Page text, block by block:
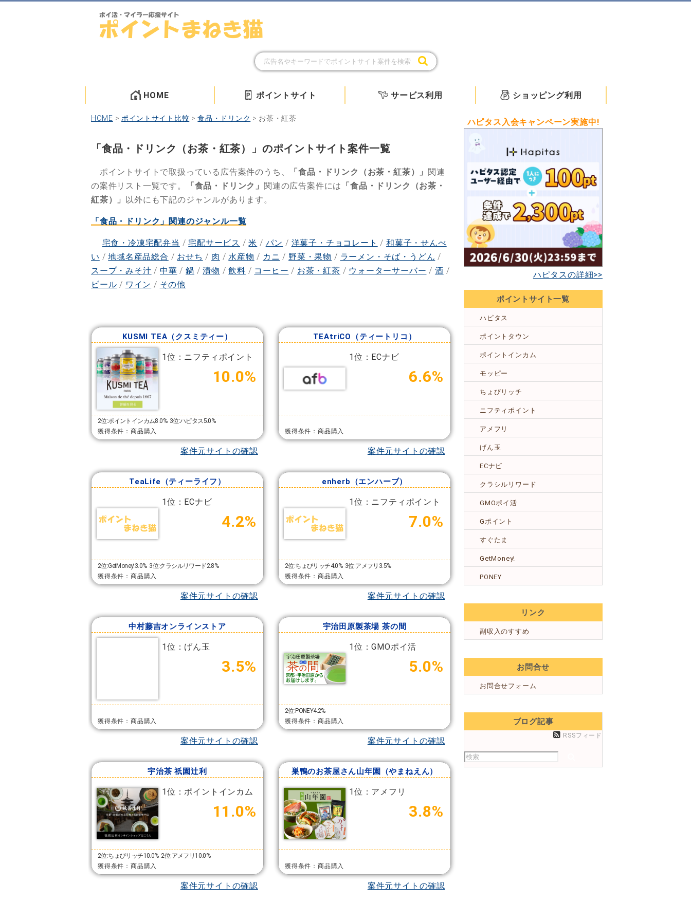
HOME ポイントサイト サービス利用 ショッピング利用
HOME > ポイントサイト比較 >食品・ドリンク > お茶・紅茶
「食品・ドリンク（お茶・紅茶）」のポイントサイト案件一覧
ポイントサイトで取扱っている広告案件のうち、 「食品・ドリンク（お茶・紅茶）」 関連
の案件リスト一覧です。
「食品・ドリンク」 関連の広告案件には 「食品・ドリンク（お茶・
紅茶）」 以外にも下記のジャンルがあります。
「食品・ドリンク」関連のジャンル一覧
宅食・冷凍宅配弁当 /宅配サービス /米 / パン / 洋菓子・チョコレート /和菓子・せんべ
い /地域名産品総合 / おせち / 肉 / 水産物 / カニ / 野菜・果物 / ラーメン・そば・うどん /
スープ・みそ汁 /中華 /鍋 /漬物 /飲料 / コーヒー / お茶・紅茶 / ウォーターサーバー / 酒 /
ビール / ワイン / その他
KUSMI TEA（クスミティー）
1位：ニフティポイント
10.0%
2位:ポイントインカム8.0% 3位:ハピタス5.0%
獲得条件：商品購入
案件元サイトの確認
TEAtriCO（ティートリコ）
1位：ECナビ
6.6%
獲得条件：商品購入
案件元サイトの確認
TeaLife（ティーライフ）
1位：ECナビ
4.2%
2位:GetMoney!3.0% 3位:クラシルリワード2.8%
獲得条件：商品購入
案件元サイトの確認
enherb（エンハーブ）
1位：ニフティポイント
7.0%
2位:ちょびリッチ4.0% 3位:アメフリ3.5%
獲得条件：商品購入
案件元サイトの確認
中村藤吉オンラインストア
1位：げん玉
3.5%
獲得条件：商品購入
案件元サイトの確認
宇治田原製茶場 茶の間
1位：GMOポイ活
5.0%
2位:PONEY4.2%
獲得条件：商品購入
案件元サイトの確認
宇治茶 祇園辻利
1位：ポイントインカム
11.0%
2位:ちょびリッチ10.0% 2位:アメフリ10.0%
獲得条件：商品購入
案件元サイトの確認
巣鴨のお茶屋さん山年園（やまねえん）
1位：アメフリ
3.8%
獲得条件：商品購入
案件元サイトの確認
ハピタス入会キャンペーン実施中!
ハピタスの詳細>>
ポイントサイト一覧
ハピタス
ポイントタウン
ポイントインカム
モッピー
ちょびリッチ
ニフティポイント
アメフリ
げん玉
ECナビ
クラシルリワード
GMOポイ活
Gポイント
すぐたま
GetMoney!
PONEY
リンク
副収入のすすめ
お問合せ
お問合せフォーム
ブログ記事
RSSフィード